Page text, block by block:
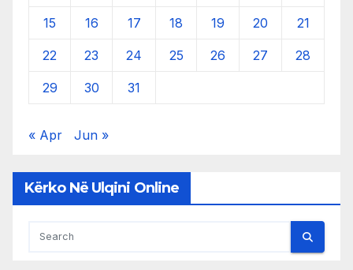
15 16 17 18 19 20 21
22 23 24 25 26 27 28
29 30 31
« Apr Jun »
Kërko Në Ulqini Online